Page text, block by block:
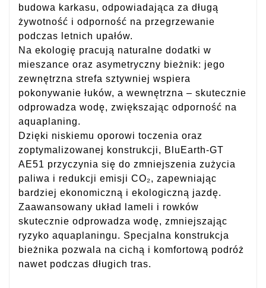
budowa karkasu, odpowiadająca za długą
żywotność i odporność na przegrzewanie
podczas letnich upałów.
Na ekologię pracują naturalne dodatki w
mieszance oraz asymetryczny bieżnik: jego
zewnętrzna strefa sztywniej wspiera
pokonywanie łuków, a wewnętrzna – skutecznie
odprowadza wodę, zwiększając odporność na
aquaplaning.
Dzięki niskiemu oporowi toczenia oraz
zoptymalizowanej konstrukcji, BluEarth-GT
AE51 przyczynia się do zmniejszenia zużycia
paliwa i redukcji emisji CO₂, zapewniając
bardziej ekonomiczną i ekologiczną jazdę.
Zaawansowany układ lameli i rowków
skutecznie odprowadza wodę, zmniejszając
ryzyko aquaplaningu. Specjalna konstrukcja
bieżnika pozwala na cichą i komfortową podróż
nawet podczas długich tras.